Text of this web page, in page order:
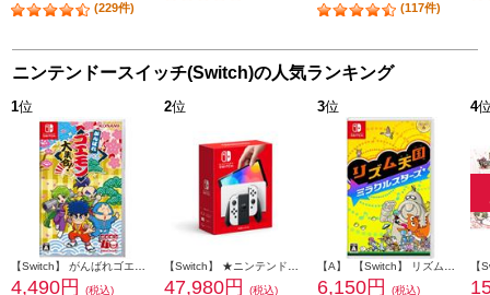
(229件) (117件)
ニンテンドースイッチ(Switch)の人気ランキング
1位
4,490円
(税込)
2位
47,980円 (税込)
3位
6,150円 (税込)
4